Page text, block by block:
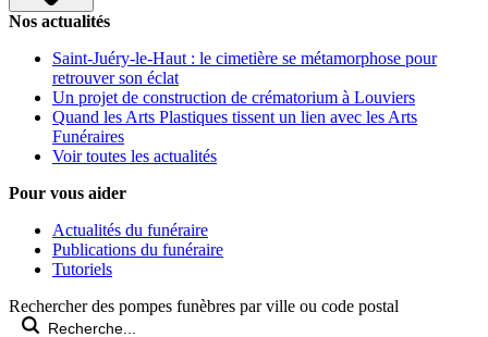
Nos actualités
Saint-Juéry-le-Haut : le cimetière se métamorphose pour
retrouver son éclat
Un projet de construction de crématorium à Louviers
Quand les Arts Plastiques tissent un lien avec les Arts
Funéraires
Voir toutes les actualités
Pour vous aider
Actualités du funéraire
Publications du funéraire
Tutoriels
Rechercher des pompes funèbres par ville ou code postal